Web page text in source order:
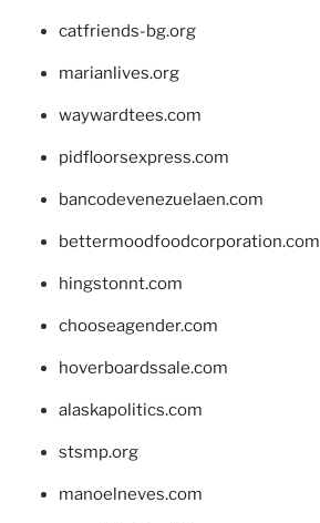
catfriends-bg.org
marianlives.org
waywardtees.com
pidfloorsexpress.com
bancodevenezuelaen.com
bettermoodfoodcorporation.com
hingstonnt.com
chooseagender.com
hoverboardssale.com
alaskapolitics.com
stsmp.org
manoelneves.com